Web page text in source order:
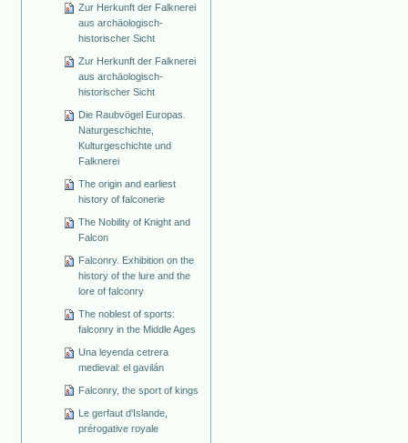
Zur Herkunft der Falknerei
aus archäologisch-
historischer Sicht
Zur Herkunft der Falknerei
aus archäologisch-
historischer Sicht
Die Raubvögel Europas.
Naturgeschichte,
Kulturgeschichte und
Falknerei
The origin and earliest
history of falconerie
The Nobility of Knight and
Falcon
Falconry. Exhibition on the
history of the lure and the
lore of falconry
The noblest of sports:
falconry in the Middle Ages
Una leyenda cetrera
medieval: el gavilán
Falconry, the sport of kings
Le gerfaut d'Islande,
prérogative royale